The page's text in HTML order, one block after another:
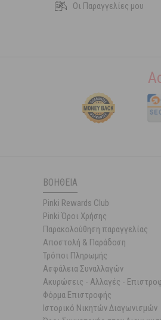
Οι Παραγγελίες μου
ΒΟΉΘΕΙΑ
Pinki Rewards Club
Pinki Όροι Χρήσης
Παρακολούθηση παραγγελίας
Αποστολή & Παράδοση
Τρόποι Πληρωμής
Ασφάλεια Συναλλαγών
Ακυρώσεις - Αλλαγές -
Φόρμα Επιστροφής
Ιστορικό Νικητών Διαγωνισμών